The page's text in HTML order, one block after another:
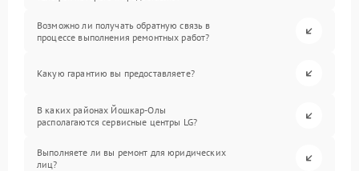
Возможно ли получать обратную связь в
процессе выполнения ремонтных работ?
Какую гарантию вы предоставляете?
В каких районах Йошкар-Олы
располагаются сервисные центры LG?
Выполняете ли вы ремонт для юридических
лиц?